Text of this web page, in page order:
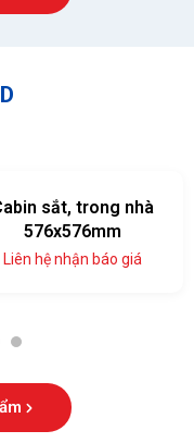
sắt, trong nhà
576x576mm
Liên hệ nhận báo giá
7